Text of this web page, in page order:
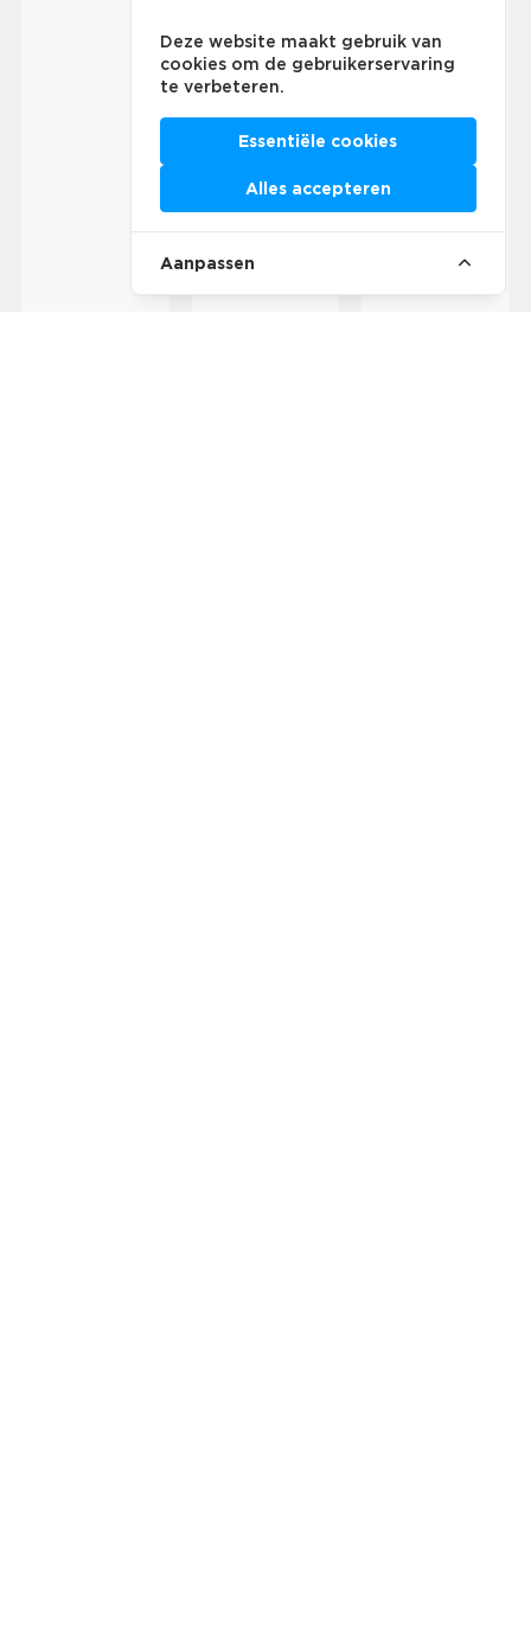
Deze website maakt gebruik van
cookies om de gebruikerservaring
te verbeteren.
Essentiële cookies
Alles accepteren
Aanpassen